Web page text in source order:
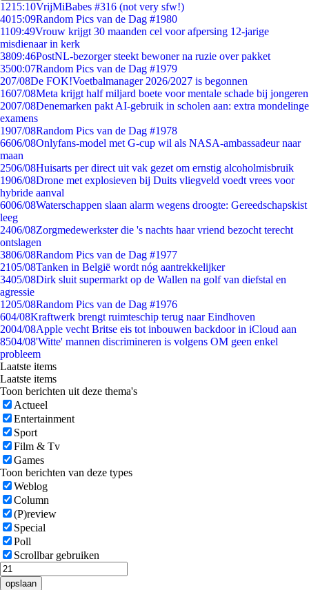
1215:10VrijMiBabes #316 (not very sfw!)
4015:09Random Pics van de Dag #1980
1109:49Vrouw krijgt 30 maanden cel voor afpersing 12-jarige
misdienaar in kerk
3809:46PostNL-bezorger steekt bewoner na ruzie over pakket
3500:07Random Pics van de Dag #1979
207/08De FOK!Voetbalmanager 2026/2027 is begonnen
1607/08Meta krijgt half miljard boete voor mentale schade bij jongeren
2007/08Denemarken pakt AI-gebruik in scholen aan: extra mondelinge
examens
1907/08Random Pics van de Dag #1978
6606/08Onlyfans-model met G-cup wil als NASA-ambassadeur naar
maan
2506/08Huisarts per direct uit vak gezet om ernstig alcoholmisbruik
1906/08Drone met explosieven bij Duits vliegveld voedt vrees voor
hybride aanval
6006/08Waterschappen slaan alarm wegens droogte: Gereedschapskist
leeg
2406/08Zorgmedewerkster die 's nachts haar vriend bezocht terecht
ontslagen
3806/08Random Pics van de Dag #1977
2105/08Tanken in België wordt nóg aantrekkelijker
3405/08Dirk sluit supermarkt op de Wallen na golf van diefstal en
agressie
1205/08Random Pics van de Dag #1976
604/08Kraftwerk brengt ruimteschip terug naar Eindhoven
2004/08Apple vecht Britse eis tot inbouwen backdoor in iCloud aan
8504/08'Witte' mannen discrimineren is volgens OM geen enkel
probleem
Laatste items
Laatste items
Toon berichten uit deze thema's
Actueel
Entertainment
Sport
Film & Tv
Games
Toon berichten van deze types
Weblog
Column
(P)review
Special
Poll
Scrollbar gebruiken
opslaan